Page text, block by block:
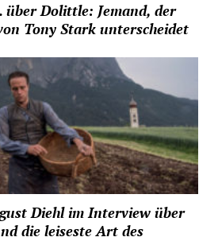
über Dolittle: Jemand, der
Tony Stark unterscheidet
Diehl im Interview über
die leiseste Art des